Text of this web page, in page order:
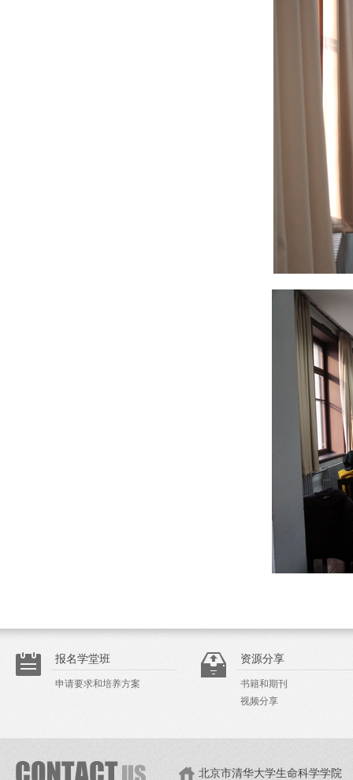
报名学堂班
申请要求和培养方案
资源分享
书籍和期刊
视频分享
北京市清华大学生命科学学院